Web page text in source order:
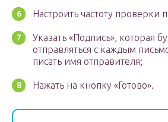
Настроить частоту проверки
Указать «Подпись», которая
отправляться с каждым
писать имя отправителя;
Нажать на кнопку «Готово».